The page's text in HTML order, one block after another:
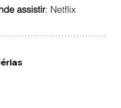
assistir: Netflix